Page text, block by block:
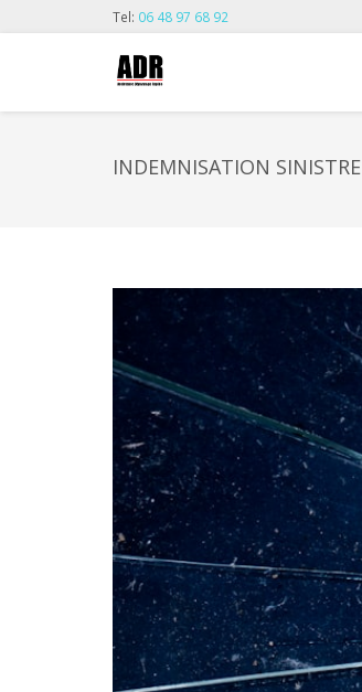
Tel: 06 48 97 68 92
INDEMNISATION SINISTRE